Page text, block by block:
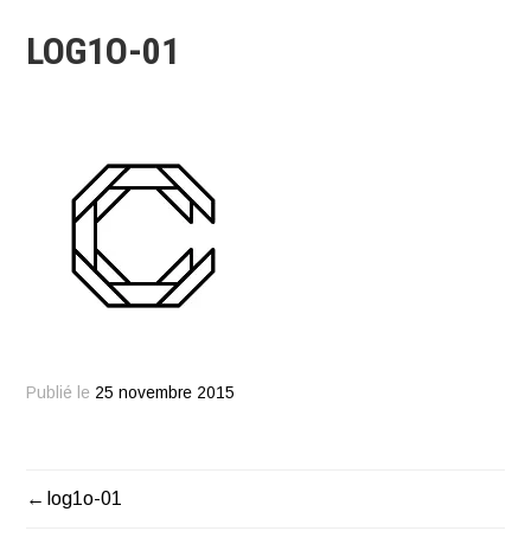
LOG1O-01
Publié le 25 novembre 2015
NAVIGATION
log1o-01